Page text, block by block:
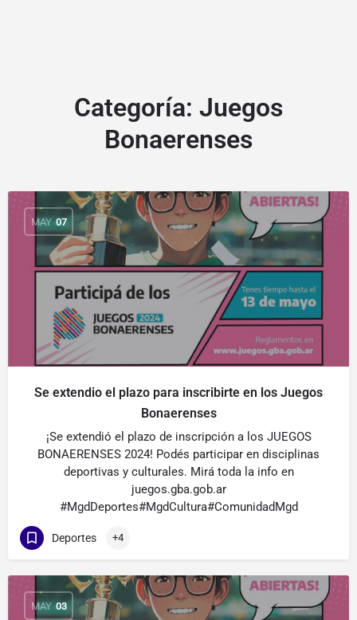
Categoría: Juegos
Bonaerenses
MAY 07
Se extendio el plazo para inscribirte en los Juegos
Bonaerenses
¡Se extendió el plazo de inscripción a los JUEGOS
BONAERENSES 2024! Podés participar en disciplinas
deportivas y culturales. Mirá toda la info en
juegos.gba.gob.ar
#MgdDeportes#MgdCultura#ComunidadMgd
Deportes +4
MAY 03